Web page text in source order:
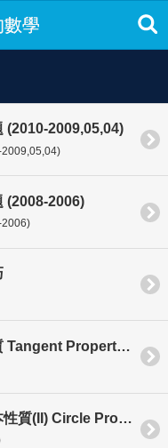
學
(2010-2009,05,04)
2009,05,04)
(2008-2006)
2006)
圓形幾何(三): 切線性質 Tangent Properties
圓形幾何(二): 圓形基本性質(II) Circle Properties